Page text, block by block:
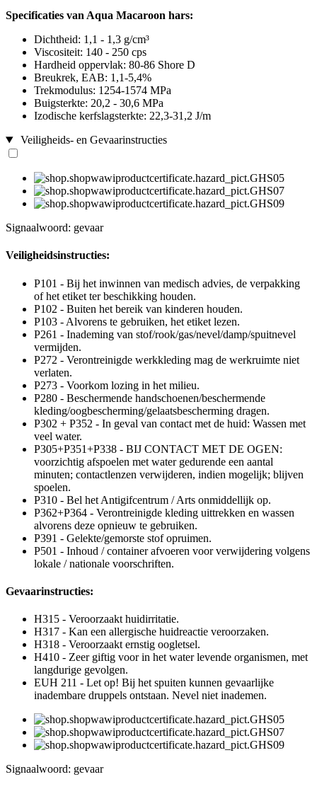
Specificaties van Aqua Macaroon hars:
Dichtheid: 1,1 - 1,3 g/cm³
Viscositeit: 140 - 250 cps
Hardheid oppervlak: 80-86 Shore D
Breukrek, EAB: 1,1-5,4%
Trekmodulus: 1254-1574 MPa
Buigsterkte: 20,2 - 30,6 MPa
Izodische kerfslagsterkte: 22,3-31,2 J/m
Veiligheids- en Gevaarinstructies
Signaalwoord: gevaar
Veiligheidsinstructies:
P101 - Bij het inwinnen van medisch advies, de verpakking
of het etiket ter beschikking houden.
P102 - Buiten het bereik van kinderen houden.
P103 - Alvorens te gebruiken, het etiket lezen.
P261 - Inademing van stof/rook/gas/nevel/damp/spuitnevel
vermijden.
P272 - Verontreinigde werkkleding mag de werkruimte niet
verlaten.
P273 - Voorkom lozing in het milieu.
P280 - Beschermende handschoenen/beschermende
kleding/oogbescherming/gelaatsbescherming dragen.
P302 + P352 - In geval van contact met de huid: Wassen met
veel water.
P305+P351+P338 - BIJ CONTACT MET DE OGEN:
voorzichtig afspoelen met water gedurende een aantal
minuten; contactlenzen verwijderen, indien mogelijk; blijven
spoelen.
P310 - Bel het Antigifcentrum / Arts onmiddellijk op.
P362+P364 - Verontreinigde kleding uittrekken en wassen
alvorens deze opnieuw te gebruiken.
P391 - Gelekte/gemorste stof opruimen.
P501 - Inhoud / container afvoeren voor verwijdering volgens
lokale / nationale voorschriften.
Gevaarinstructies:
H315 - Veroorzaakt huidirritatie.
H317 - Kan een allergische huidreactie veroorzaken.
H318 - Veroorzaakt ernstig oogletsel.
H410 - Zeer giftig voor in het water levende organismen, met
langdurige gevolgen.
EUH 211 - Let op! Bij het spuiten kunnen gevaarlijke
inadembare druppels ontstaan. Nevel niet inademen.
Signaalwoord: gevaar